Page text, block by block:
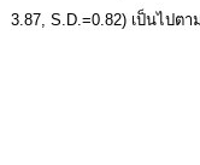
3.87, S.D.=0.82) เป็นไปต